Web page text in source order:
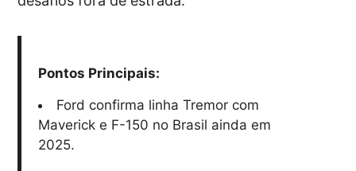
Pontos Principais:
Ford confirma linha Tremor com
Maverick e F-150 no Brasil ainda em
2025.